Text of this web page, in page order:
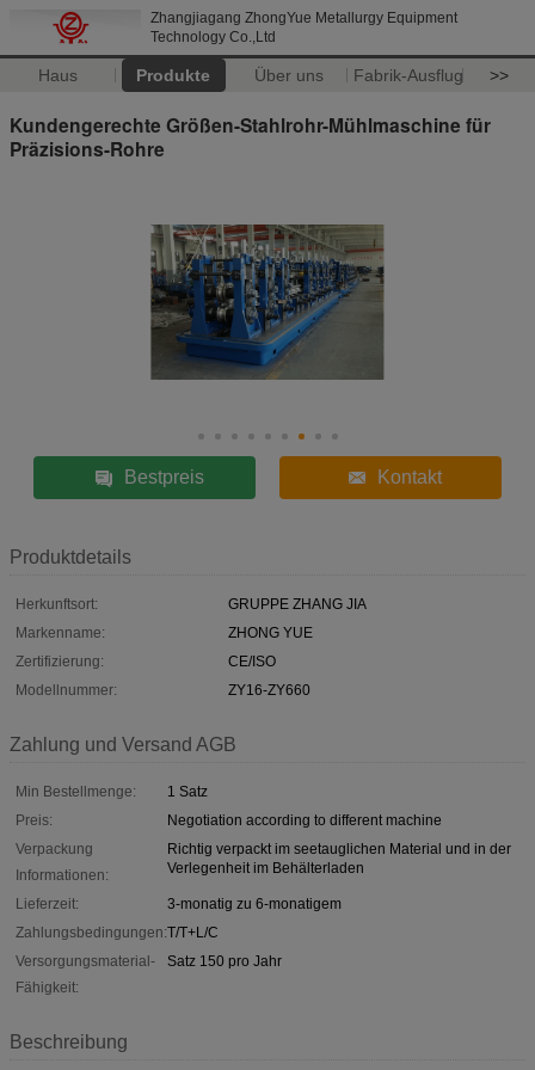
Zhangjiagang ZhongYue Metallurgy Equipment
Technology Co.,Ltd
Haus Produkte Über uns Fabrik-Ausflug >>
Kundengerechte Größen-Stahlrohr-Mühlmaschine für
Präzisions-Rohre
Bestpreis Kontakt
Produktdetails
Herkunftsort:
GRUPPE ZHANG JIA
Markenname:
ZHONG YUE
Zertifizierung:
CE/ISO
Modellnummer:
ZY16-ZY660
Zahlung und Versand AGB
Min Bestellmenge:
1 Satz
Preis:
Negotiation according to different machine
Verpackung
Informationen:
Richtig verpackt im seetauglichen Material und in der
Verlegenheit im Behälterladen
Lieferzeit:
3-monatig zu 6-monatigem
Zahlungsbedingungen:T/T+L/C
Versorgungsmaterial-
Fähigkeit:
Satz 150 pro Jahr
Beschreibung